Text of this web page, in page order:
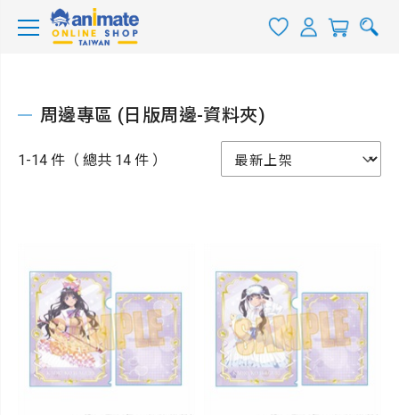
周邊專區 (日版周邊-資料夾)
1-14 件（ 總共 14 件 ）